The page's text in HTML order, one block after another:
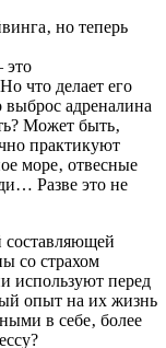
но теперь
это
что делает его
адреналина
Может быть‚
практикуют
море‚ отвесные
Разве это не
составляющей
со страхом
используют перед
опыт на их жизнь
в себе‚ более